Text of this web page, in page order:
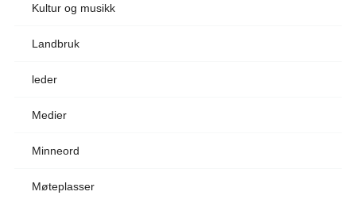
Kultur og musikk
Landbruk
leder
Medier
Minneord
Møteplasser